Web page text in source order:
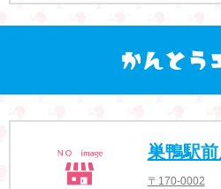
巣鴨駅
〒170-0002